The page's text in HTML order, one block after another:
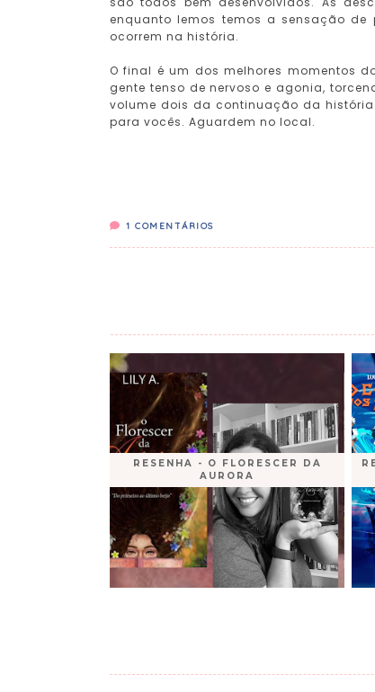
enquanto lemos temos a sensação
ocorrem na história.
O final é um dos melhores momentos
gente tenso de nervoso e agonia,
volume dois da continuação da
para vocês. Aguardem no local.
1 COMENTÁRIOS
RESENHA - O FLORESCER DA
AURORA